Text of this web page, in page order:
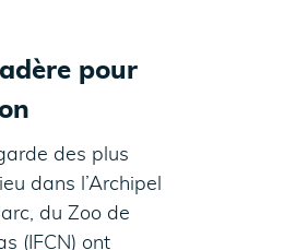
pour
des plus
dans l’Archipel
du Zoo de
(IFCN) ont